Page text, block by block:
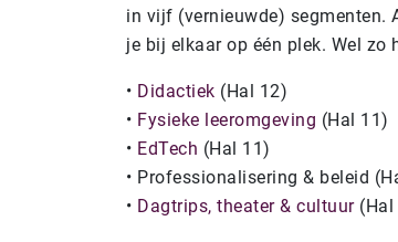
in vijf (vernieuwde) segmenten.
je bij elkaar op één plek. Wel zo
• Didactiek (Hal 12)
• Fysieke leeromgeving (Hal 11)
• EdTech (Hal 11)
• Professionalisering & beleid
• Dagtrips, theater & cultuur(Hal